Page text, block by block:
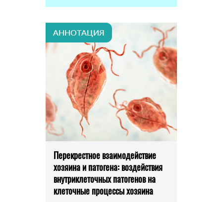
АННОТАЦИЯ
Перекрестное взаимодействие
хозяина и патогена: воздействия
внутриклеточных патогенов на
клеточные процессы хозяина